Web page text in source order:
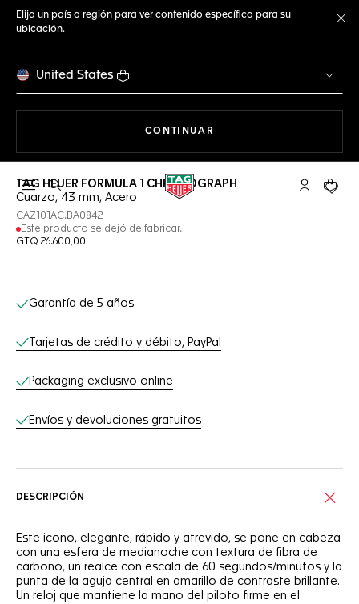
Elija un país o región para ver contenido específico para su
ubicación.
United States
CONTINUAR
Abrir el menú de búsqueda Cuenta Mi
Su
TAG HEUER FORMULA 1 CHRONOGRAPH
Cuarzo, 43 mm, Acero
CAZ101AC.BA0842
Este producto se dejó de fabricar.
GTQ 26.600,00
Servicios online
Garantía de 5 años
Tarjetas de crédito y débito, PayPal
Packaging exclusivo online
Envíos y devoluciones gratuitos
DESCRIPCIÓN
Este icono, elegante, rápido y atrevido, se pone en cabeza
con una esfera de medianoche con textura de fibra de
carbono, un realce con escala de 60 segundos/minutos y la
punta de la aguja central en amarillo de contraste brillante.
Un reloj que mantiene la mano del piloto firme en el